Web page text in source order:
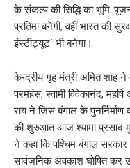
के संकल्प की सिद्धि का भूमि-
प्रतिमा बनेगी, वहीं भारत की
इंस्टीट्यूट’ भी बनेगा।
केन्द्रीय गृह मंत्री अमित शाह
परमहंस, स्वामी विवेकानंद,
राय ने जिस बंगाल के
की शुरुआत आज श्यामा प्रसाद
ने कहा कि पश्चिम बंगाल सरकार
सार्वजनिक अवकाश घोषित कर